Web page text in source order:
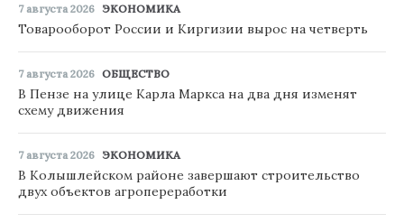
7 августа 2026 ЭКОНОМИКА
Товарооборот России и Киргизии вырос на четверть
7 августа 2026 ОБЩЕСТВО
В Пензе на улице Карла Маркса на два дня изменят
схему движения
7 августа 2026 ЭКОНОМИКА
В Колышлейском районе завершают строительство
двух объектов агропереработки